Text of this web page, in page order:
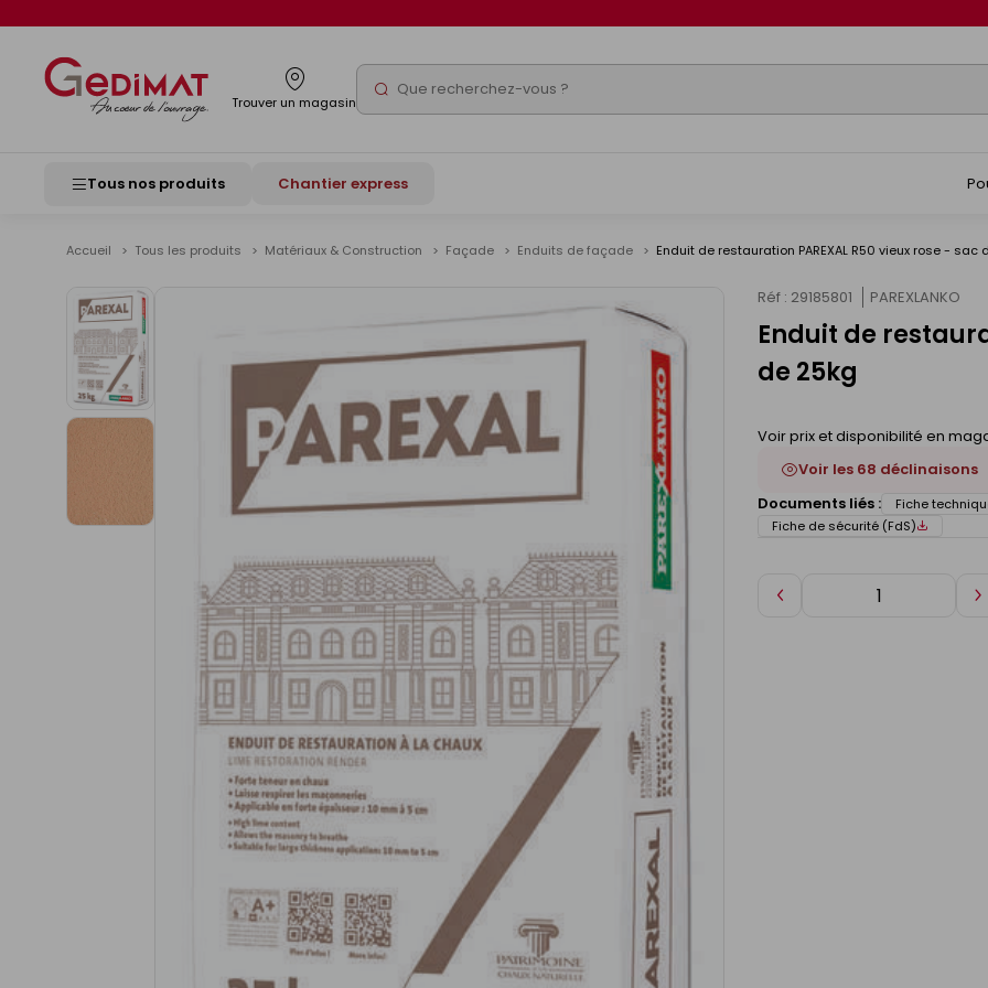
Trouver un magasin Rechercher
Tous nos produits Chantier express
Accueil Tous les produits Matériaux & Construction Façade Enduits de façade Enduit de restauration PAREXAL R50 vieux rose - sac
Réf : 29185801 PAREXLANKO
Enduit de
de 25kg
Voir prix et disponibilité en
Voir les 68 déclinaisons
Documents liés :
Fiche
Fiche de sécurité (FdS)
Diminuer